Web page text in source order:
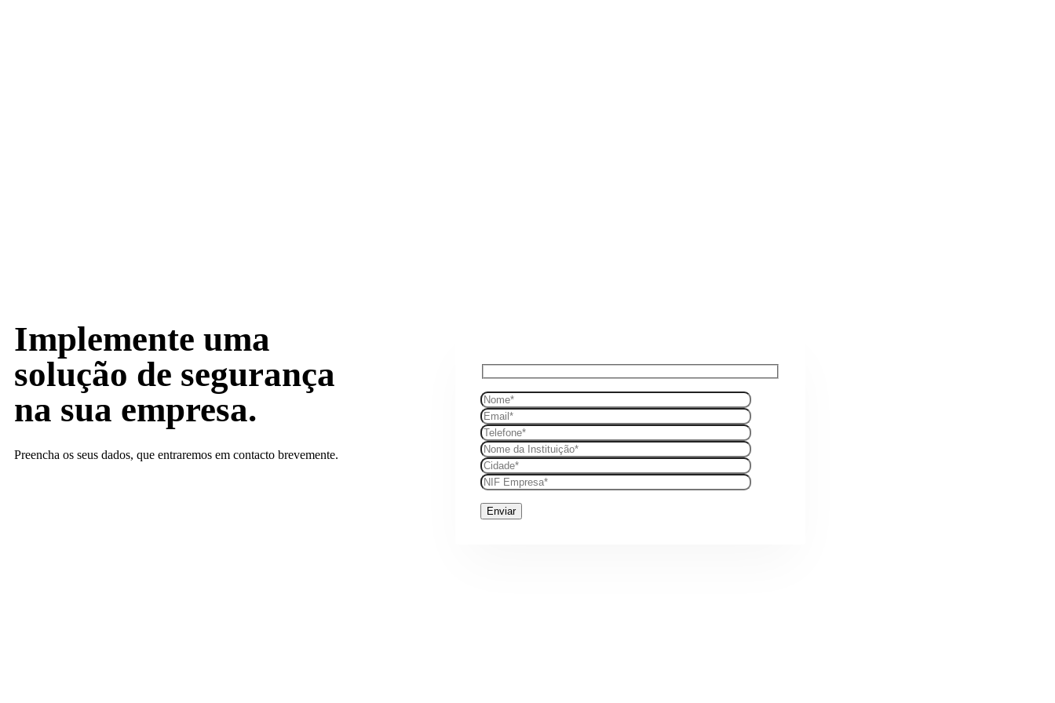
Implemente uma
solução de segurança
na sua empresa.
Preencha os seus dados, que entraremos em contacto brevemente.